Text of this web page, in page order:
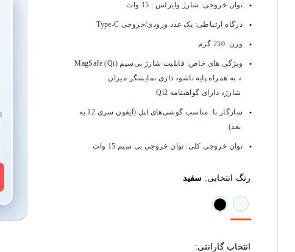
توان خروجی: شارژ وایرلس : 15 وات
درگاه ارتباطی: یک عدد ورودی/خروجی Type-C
وزن: 250 گرم
ویژگی های خاص: قابلیت شارژ بی‌سیم MagSafe (Qi)
، به همراه پایه تاشو، داری نمایشگر میزان
شارژ ، دارای گواهینامه Qi2
سازگار با:
مناسب گوشی‌های اپل (آیفون سری 12 به
بعد)
توان خروجی کلی: توان خروجی بی سیم 15 وات
رنگ انتخابی: سفید
انتخاب گارانتی: